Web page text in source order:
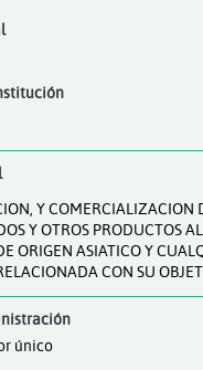
Y COMERCIALIZACION
Y OTROS PRODUCTOS
ORIGEN ASIATICO Y
CON SU
único